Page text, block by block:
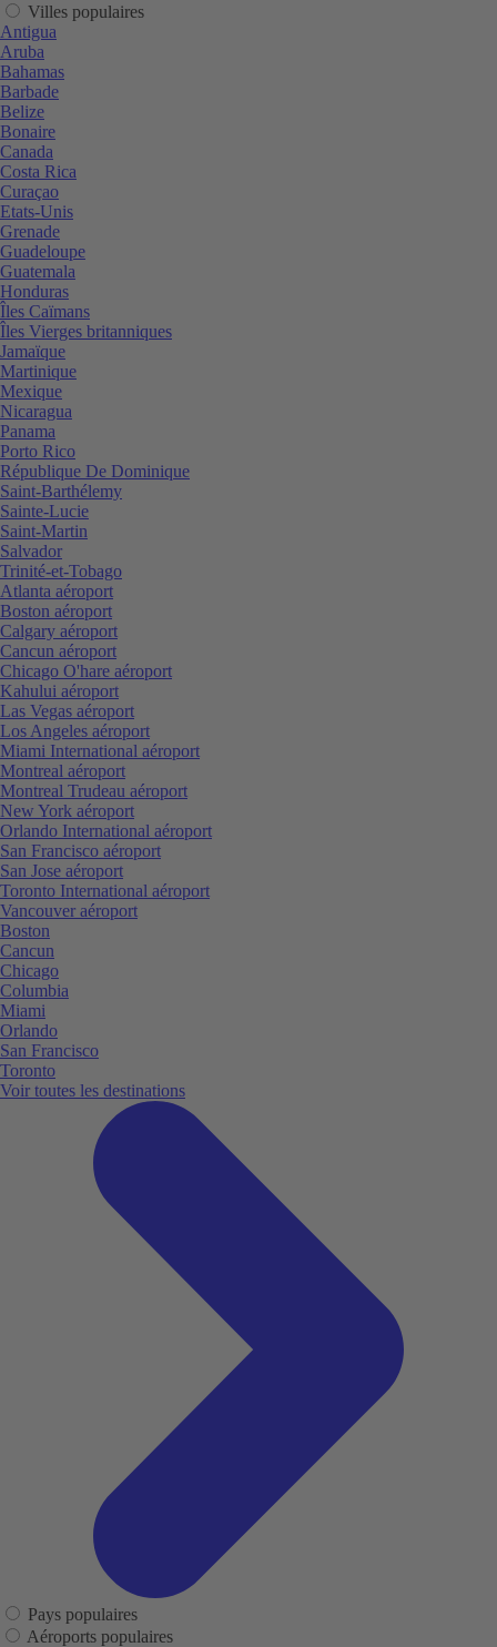
Villes populaires
Antigua
Aruba
Bahamas
Barbade
Belize
Bonaire
Canada
Costa Rica
Curaçao
Etats-Unis
Grenade
Guadeloupe
Guatemala
Honduras
Îles Caïmans
Îles Vierges britanniques
Jamaïque
Martinique
Mexique
Nicaragua
Panama
Porto Rico
République De Dominique
Saint-Barthélemy
Sainte-Lucie
Saint-Martin
Salvador
Trinité-et-Tobago
Atlanta aéroport
Boston aéroport
Calgary aéroport
Cancun aéroport
Chicago O'hare aéroport
Kahului aéroport
Las Vegas aéroport
Los Angeles aéroport
Miami International aéroport
Montreal aéroport
Montreal Trudeau aéroport
New York aéroport
Orlando International aéroport
San Francisco aéroport
San Jose aéroport
Toronto International aéroport
Vancouver aéroport
Boston
Cancun
Chicago
Columbia
Miami
Orlando
San Francisco
Toronto
Voir toutes les destinations
Pays populaires
Aéroports populaires